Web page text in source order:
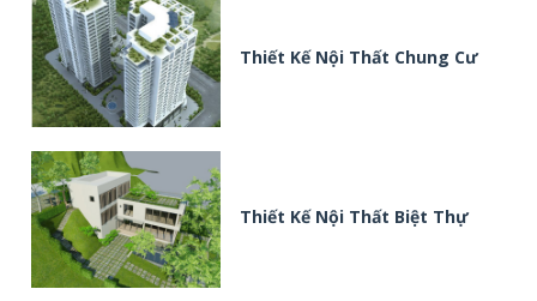
Thiết Kế Nội Thất Chung Cư
Thiết Kế Nội Thất Biệt Thự